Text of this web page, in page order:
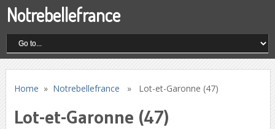
Notrebellefrance
Home » Notrebellefrance » Lot-et-Garonne (47)
Lot-et-Garonne (47)